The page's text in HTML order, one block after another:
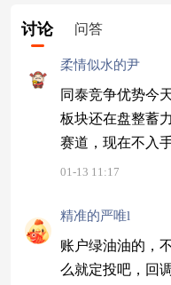
讨论 问答
柔情似水的尹
同泰竞争优势今
板块还在盘整蓄
赛道，现在不入
阳创作计划#
01-13 11:17
精准的严唯l
账户绿油油的，
么就定投吧，回